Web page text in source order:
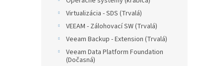
Virtualizácia - SDS (Trvalá)
VEEAM - Zálohovací SW (Trvalá)
Veeam Backup - Extension (Trvalá)
Veeam Data Platform Foundation
(Dočasná)